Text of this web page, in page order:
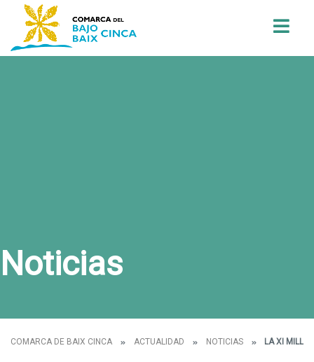
Noticias
COMARCA DE BAIX CINCA ACTUALIDAD NOTICIAS LA XI MILLA